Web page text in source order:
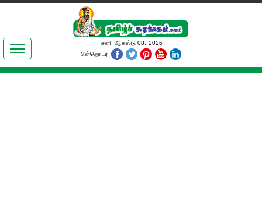
இலக்கியங்கள்
தமிழ் உலகம்
சனி, ஆகஸ்டு 08, 2026
பின்தொடர